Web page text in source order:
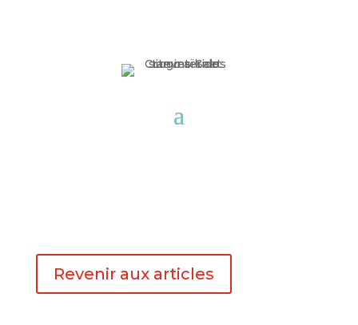
Revenir aux articles